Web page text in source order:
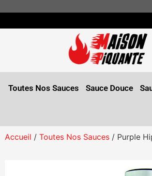
Toutes Nos Sauces Sauce Douce
Accueil / Toutes Nos Sauces / Purple